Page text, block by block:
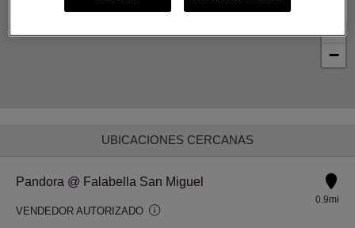
+
−
UBICACIONES CERCANAS
Pandora @ Falabella San Miguel
VENDEDOR AUTORIZADO
0.9mi